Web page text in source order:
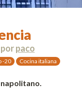
paco
-20 Cocina italiana
napolitano.